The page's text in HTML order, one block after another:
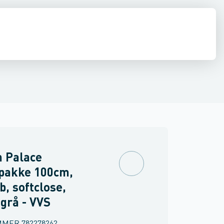
Palace
100cm,
softclose,
- VVS